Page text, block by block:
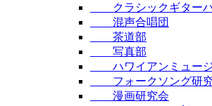
クラシックギターハ
混声合唱団
茶道部
写真部
ハワイアンミュージ
フォークソング研
漫画研究会